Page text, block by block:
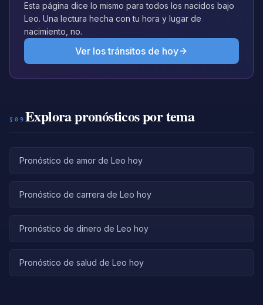
Esta página dice lo mismo para todos los nacidos bajo
Leo. Una lectura hecha con tu hora y lugar de
nacimiento, no.
Ver los tránsitos de hoy
§09 Explora pronósticos por tema
Pronóstico de amor de Leo hoy
Pronóstico de carrera de Leo hoy
Pronóstico de dinero de Leo hoy
Pronóstico de salud de Leo hoy